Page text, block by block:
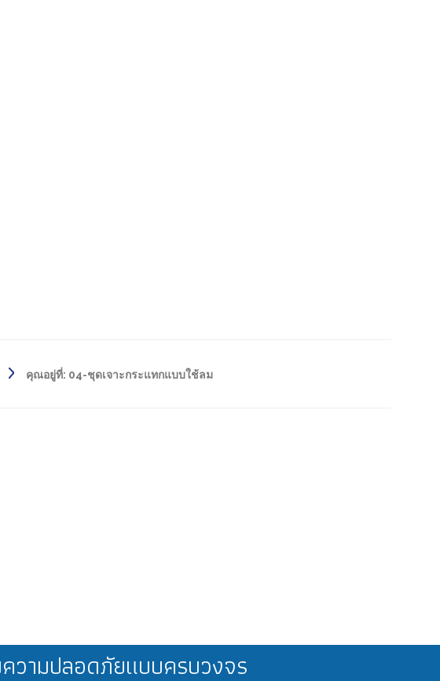
คุณอยู่ที่: 04-ชุดเจาะกระแทกแบบใช้ลม
วามปลอดภัยแบบครบวงจร